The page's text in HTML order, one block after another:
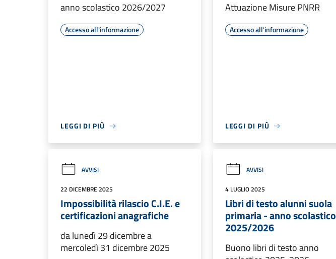
anno scolastico 2026/2027
Accesso all'informazione
LEGGI DI PIÙ
Attuazione Misure PNRR
Accesso all'informazione
LEGGI DI PIÙ
AVVISI
22 DICEMBRE 2025
Impossibilità rilascio C.I.E. e
certificazioni anagrafiche
da lunedì 29 dicembre a
mercoledì 31 dicembre 2025
AVVISI
4 LUGLIO 2025
Libri di testo alunni suola
primaria - anno scolastico
2025/2026
Buono libri di testo anno